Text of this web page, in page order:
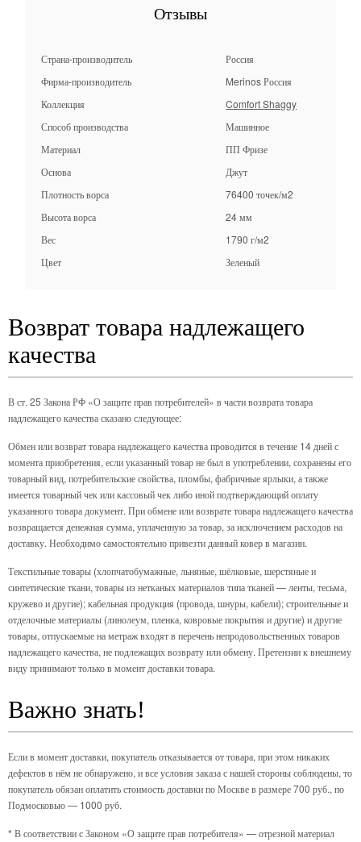
Отзывы
Страна-производитель
Россия
Фирма-производитель
Merinos Россия
Коллекция
Comfort Shaggy
Способ производства
Машинное
Материал
ПП Фризе
Основа
Джут
Плотность ворса
76400 точек/м2
Высота ворса
24 мм
Вес
1790 г/м2
Цвет
Зеленый
Возврат товара надлежащего
качества
В ст. 25 Закона РФ «О защите прав потребителей» в части возврата товара
надлежащего качества сказано следующее:
Обмен или возврат товара надлежащего качества проводится в течение 14 дней с
момента приобретения, если указанный товар не был в употреблении, сохранены его
товарный вид, потребительские свойства, пломбы, фабричные ярлыки, а также
имеется товарный чек или кассовый чек либо иной подтверждающий оплату
указанного товара документ. При обмене или возврате товара надлежащего качества
возвращается денежная сумма, уплаченную за товар, за исключением расходов на
доставку. Необходимо самостоятельно привезти данный ковер в магазин.
Текстильные товары (хлопчатобумажные, льняные, шёлковые, шерстяные и
синтетические ткани, товары из нетканых материалов типа тканей — ленты, тесьма,
кружево и другие); кабельная продукция (провода, шнуры, кабели); строительные и
отделочные материалы (линолеум, пленка, ковровые покрытия и другие) и другие
товары, отпускаемые на метраж входят в перечень непродовольственных товаров
надлежащего качества, не подлежащих возврату или обмену. Претензии к внешнему
виду принимают только в момент доставки товара.
Важно знать!
Если в момент доставки, покупатель отказывается от товара, при этом никаких
дефектов в нём не обнаружено, и все условия заказа с нашей стороны соблюдены, то
покупатель обязан оплатить стоимость доставки по Москве в размере 700 руб., по
Подмосковью — 1000 руб.
* В соответствии с Законом «О защите прав потребителя» — отрезной материал